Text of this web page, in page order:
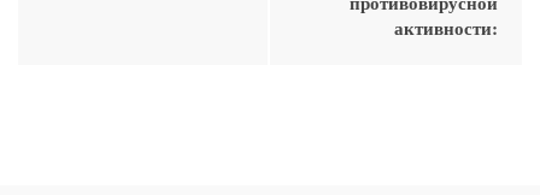
активности: